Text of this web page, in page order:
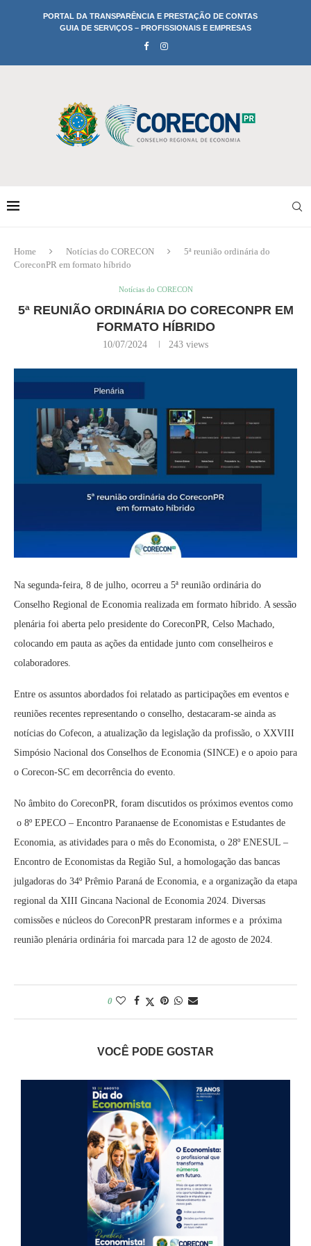
PORTAL DA TRANSPARÊNCIA E PRESTAÇÃO DE CONTAS
GUIA DE SERVIÇOS – PROFISSIONAIS E EMPRESAS
Home Notícias do CORECON
5ª reunião ordinária do
CoreconPR em formato híbrido
Notícias do CORECON
5ª REUNIÃO ORDINÁRIA DO CORECONPR EM
FORMATO HÍBRIDO
10/07/2024 243 views
Na segunda-feira, 8 de julho, ocorreu a 5ª reunião ordinária do
Conselho Regional de Economia realizada em formato híbrido. A sessão
plenária foi aberta pelo presidente do CoreconPR, Celso Machado,
colocando em pauta as ações da entidade junto com conselheiros e
colaboradores.
Entre os assuntos abordados foi relatado as participações em eventos e
reuniões recentes representando o conselho, destacaram-se ainda as
notícias do Cofecon, a atualização da legislação da profissão, o XXVIII
Simpósio Nacional dos Conselhos de Economia (SINCE) e o apoio para
o Corecon-SC em decorrência do evento.
No âmbito do CoreconPR, foram discutidos os próximos eventos como
o 8º EPECO – Encontro Paranaense de Economistas e Estudantes de
Economia, as atividades para o mês do Economista, o 28º ENESUL –
Encontro de Economistas da Região Sul, a homologação das bancas
julgadoras do 34º Prêmio Paraná de Economia, e a organização da etapa
regional da XIII Gincana Nacional de Economia 2024. Diversas
comissões e núcleos do CoreconPR prestaram informes e a próxima
reunião plenária ordinária foi marcada para 12 de agosto de 2024.
0
VOCÊ PODE GOSTAR